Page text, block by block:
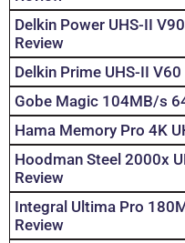
Delkin Power UHS-II
Review
Delkin Prime UHS-II
Gobe Magic 104MB/s
Hama Memory Pro 4K
Hoodman Steel 2000x
Review
Integral Ultima Pro
Review